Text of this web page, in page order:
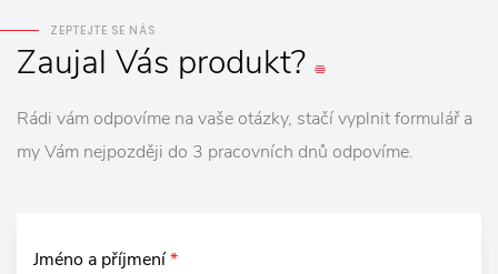
ZEPTEJTE SE NÁS
Zaujal Vás produkt?
Rádi vám odpovíme na vaše otázky, stačí vyplnit formulář a
my Vám nejpozději do 3 pracovních dnů odpovíme.
Jméno a příjmení*